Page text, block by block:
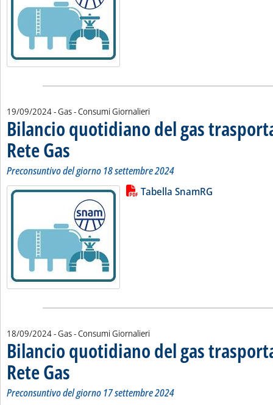
19/09/2024- Gas - Consumi Giornalieri
Bilancio quotidiano del gas
Rete Gas . Sottotitolo: Preconsuntivo del giorno 18 settembre 2024
. Pubblicata giovedì 19 settembre 2024 alle 11.51.
Preconsuntivo del giorno 18 settembre 2024
Leggi tutta la notizia: 'Bilancio
Lista allegati PDF alla notiziaTabella SnamRG
18/09/2024- Gas - Consumi Giornalieri
Bilancio quotidiano del gas
Rete Gas . Sottotitolo: Preconsuntivo del giorno 17 settembre 2024
. Pubblicata mercoledì 18 settembre 2024 alle 12.5.
Preconsuntivo del giorno 17 settembre 2024